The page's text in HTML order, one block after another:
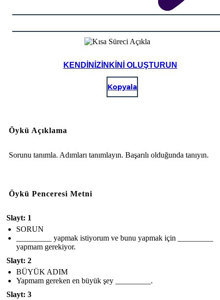
KENDINIZINKINI OLUŞTURUN
Kopyala
Öykü Açıklama
Sorunu tanımla. Adımları tanımlayın. Başarılı olduğunda tanıyın.
Öykü Penceresi Metni
Slayt: 1
SORUN
_________ yapmak istiyorum ve bunu yapmak için _________
yapmam gerekiyor.
Slayt: 2
BÜYÜK ADIM
Yapmam gereken en büyük şey _________.
Slayt: 3